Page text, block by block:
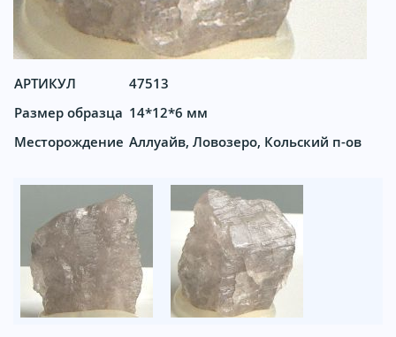
АРТИКУЛ
47513
Размер образца 14*12*6 мм
Месторождение Аллуайв, Ловозеро, Кольский п-ов